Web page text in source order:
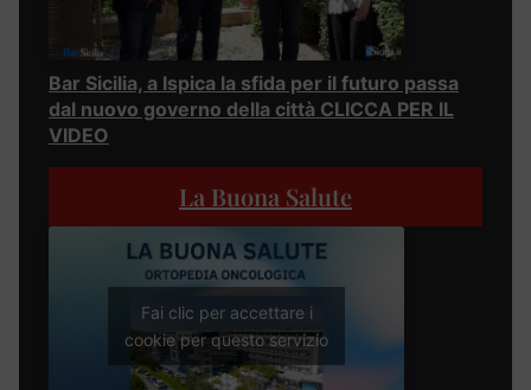
Bar Sicilia, a Ispica la sfida per il futuro passa
dal nuovo governo della città CLICCA PER IL
VIDEO
La Buona Salute
Fai clic per accettare i
cookie per questo servizio